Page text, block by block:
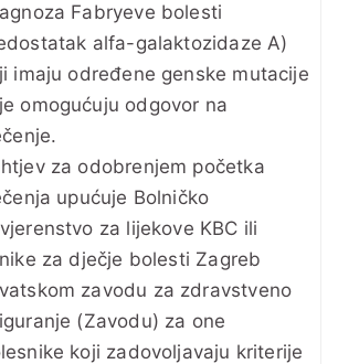
Fabryeve bolesti
alfa-galaktozidaze A)
imaju određene genske mutacije
omogućuju odgovor na
za odobrenjem početka
upućuje Bolničko
za lijekove KBC ili
za dječje bolesti Zagreb
zavodu za zdravstveno
(Zavodu) za one
koji zadovoljavaju kriterije